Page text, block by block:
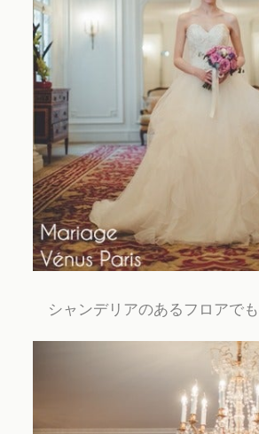
シャンデリアのあるフロアで